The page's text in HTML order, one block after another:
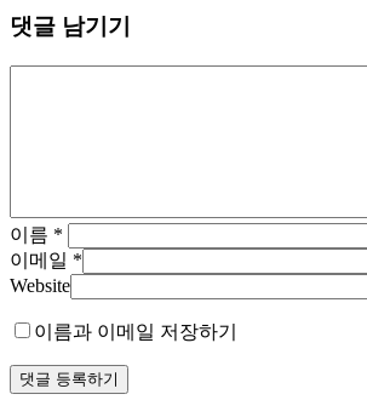
댓글 남기기
이름 *
이메일 *
Website
이름과 이메일 저장하기